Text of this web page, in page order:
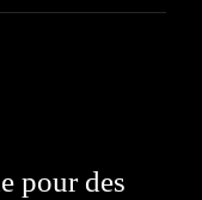
pour des